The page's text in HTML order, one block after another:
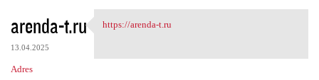
a
r
z
arenda-t.ru
13.04.2025
Adres
https://arenda-t.ru
https://arenda-t.ru